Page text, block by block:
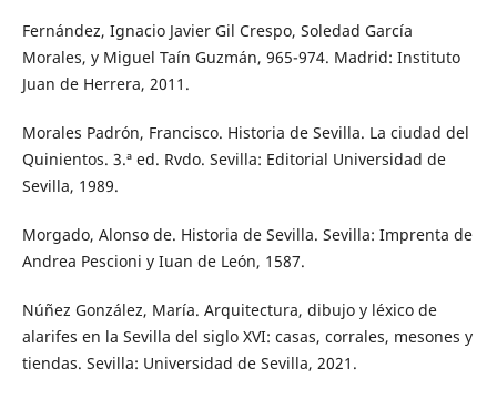
Fernández, Ignacio Javier Gil Crespo, Soledad García
Morales, y Miguel Taín Guzmán, 965-974. Madrid: Instituto
Juan de Herrera, 2011.
Morales Padrón, Francisco. Historia de Sevilla. La ciudad del
Quinientos. 3.ª ed. Rvdo. Sevilla: Editorial Universidad de
Sevilla, 1989.
Morgado, Alonso de. Historia de Sevilla. Sevilla: Imprenta de
Andrea Pescioni y Iuan de León, 1587.
Núñez González, María. Arquitectura, dibujo y léxico de
alarifes en la Sevilla del siglo XVI: casas, corrales, mesones y
tiendas. Sevilla: Universidad de Sevilla, 2021.